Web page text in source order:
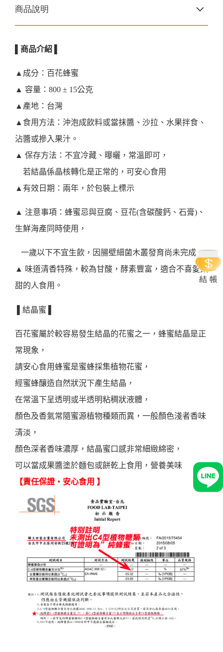
商品說明
商品介紹
▲成分：百花蜂蜜
▲ 容量：800 ± 15公克
▲產地：台灣
▲食用方法：沖泡成飲料或當抹醬、沙拉、水果拌食、
沾醬或摻入果汁。
▲ 保存方法：不宜冷藏、曝曬，常溫即可，
若結晶係晶核轉化是正常的，可安心食用
▲有效日期：兩年，於包裝上標示
▲ 注意事項：蜂蜜忌與豆腐、豆花(含碳酸鈣、石膏)、
生鮮海產同時使用，
一歲以下不宜生飲，因腸壁細菌木叢發育尚未完成。
▲ 味道清香特殊，較為甘酸，酵素豐富，適合不喜愛太
甜的人食用。
▌結晶蜜 ▌
百花蜜屬於較容易發生結晶的花蜜之一，蜂蜜結晶是正
常現象，
請安心食用蜂蜜是蜜蜂採集植物花蜜，
經蜜蜂釀造自然狀況下產生結晶，
在常溫下呈透明或半透明粘稠狀液體，
顏色及香氣常隨蜜源植物種類而異，一般顏色淺者香味
清淡，
顏色深者香味濃厚，結晶蜜口感非常細緻綿密，
可以當成果醬塗於麵包或餅乾上食用，營養美味
【責任保證‧安心食用 】